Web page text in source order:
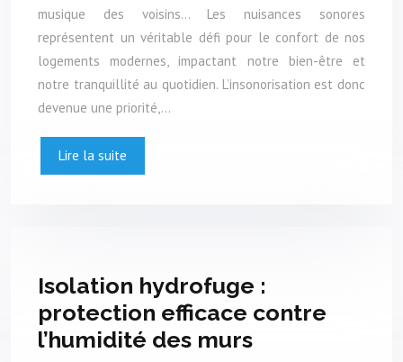
musique des voisins… Les nuisances sonores
représentent un véritable défi pour le confort de nos
logements modernes, impactant notre bien-être et
notre tranquillité au quotidien. L’insonorisation est donc
devenue une priorité,…
Lire la suite
Isolation hydrofuge :
protection efficace contre
l’humidité des murs